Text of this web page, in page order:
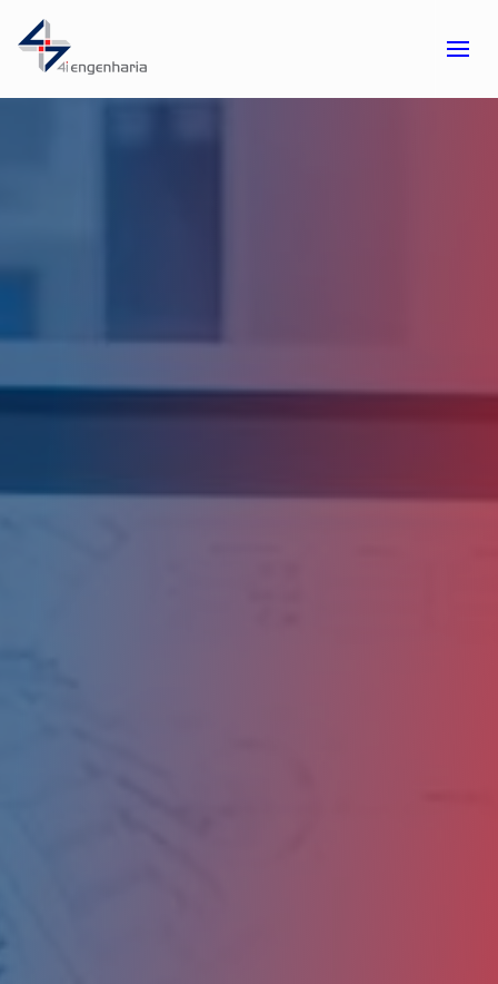
Skip to main content